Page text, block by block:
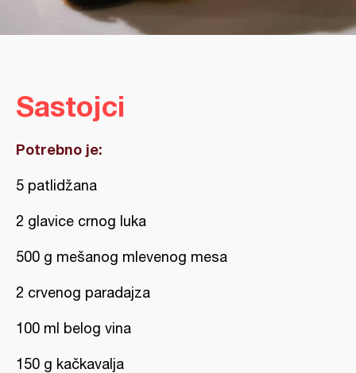
Sastojci
Potrebno je:
5 patlidžana
2 glavice crnog luka
500 g mešanog mlevenog mesa
2 crvenog paradajza
100 ml belog vina
150 g kačkavalja